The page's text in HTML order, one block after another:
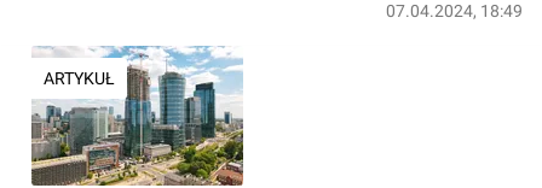
07.04.2024, 18:49
ARTYKUŁ